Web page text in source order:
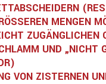
MENGEN
ZUGÄNGLICHEN
UND „NICHT
VON ZISTERNEN